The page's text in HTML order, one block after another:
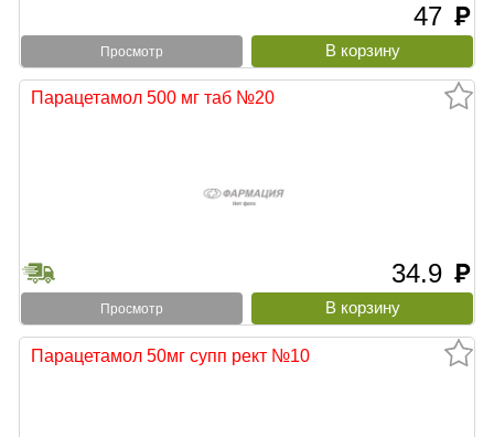
47 руб
Просмотр
Парацетамол 500 мг таб №20
34.9 руб
Просмотр
Парацетамол 50мг супп рект №10